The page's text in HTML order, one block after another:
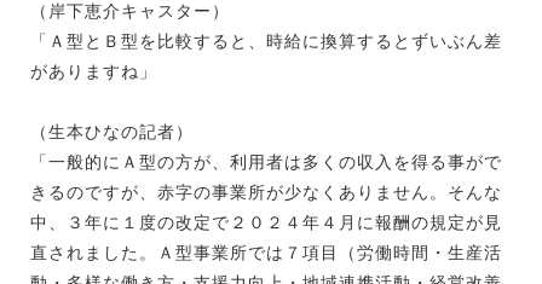
（岸下恵介キャスター）
「Ａ型とＢ型を比較すると、時給に換算するとずいぶん差
がありますね」
（生本ひなの記者）
「一般的にＡ型の方が、利用者は多くの収入を得る事がで
きるのですが、赤字の事業所が少なくありません。そんな
中、３年に１度の改定で２０２４年４月に報酬の規定が見
直されました。Ａ型事業所では７項目（労働時間・生産活